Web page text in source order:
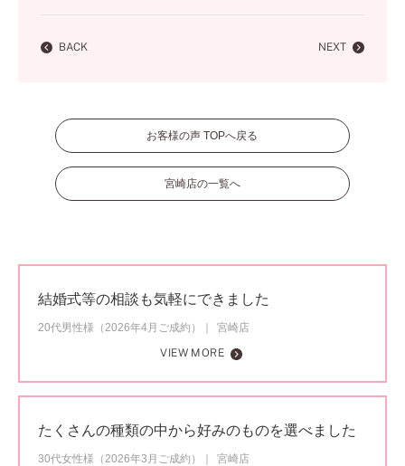
BACK NEXT
お客様の声 TOPへ戻る
宮崎店の一覧へ
結婚式等の相談も気軽にできました
20代男性様（2026年4月ご成約）
宮崎店
VIEW MORE
たくさんの種類の中から好みのものを選べました
30代女性様（2026年3月ご成約）
宮崎店